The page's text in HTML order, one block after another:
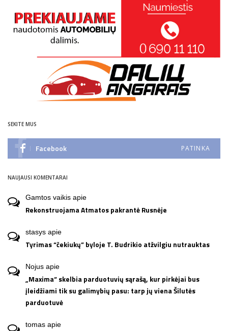
SEKITE MUS
Facebook PATINKA
NAUJAUSI KOMENTARAI
Gamtos vaikis apie
Rekonstruojama Atmatos pakrantė Rusnėje
stasys apie
Tyrimas “čekiukų” byloje T. Budrikio atžvilgiu nutrauktas
Nojus apie
„Maxima“ skelbia parduotuvių sąrašą, kur pirkėjai bus
įleidžiami tik su galimybių pasu: tarp jų viena Šilutės
parduotuvė
tomas apie